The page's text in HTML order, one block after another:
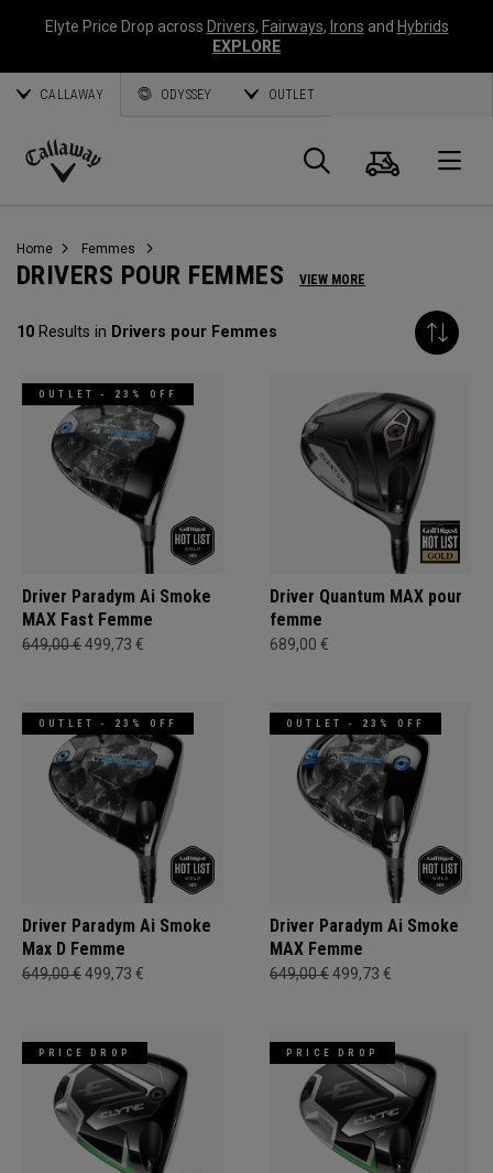
Elyte Price Drop across Drivers, Fairways, Irons and Hybrids
EXPLORE
CALLAWAY ODYSSEY OUTLET
Callaway
Panier
Home Femmes
DRIVERS POUR FEMMES VIEW MORE
10 Results in Drivers pour Femmes
OUTLET - 23% OFF
Driver Paradym Ai Smoke
MAX Fast Femme
649,00 €499,73 €
Driver Quantum MAX pour
femme
689,00 €
OUTLET - 23% OFF
Driver Paradym Ai Smoke
Max D Femme
649,00 €499,73 €
OUTLET - 23% OFF
Driver Paradym Ai Smoke
MAX Femme
649,00 €499,73 €
PRICE DROP PRICE DROP